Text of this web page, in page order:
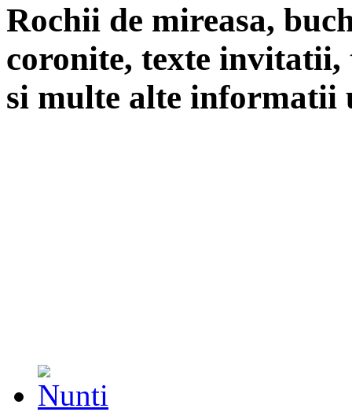
Rochii de mireasa,
coronite, texte
si multe alte informatii